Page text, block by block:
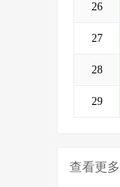
26
27
28
29
查看更多